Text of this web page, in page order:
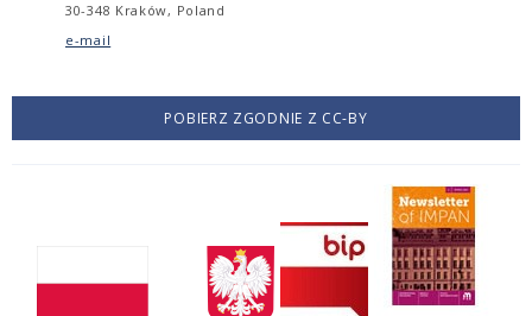
30-348 Kraków, Poland
e-mail
POBIERZ ZGODNIE Z CC-BY